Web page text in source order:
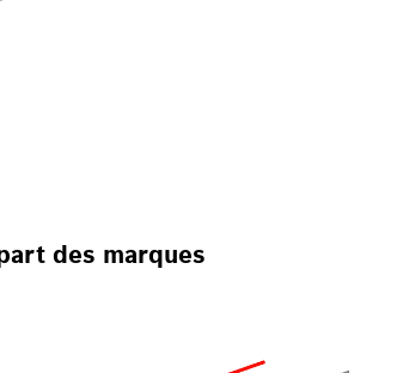
des marques